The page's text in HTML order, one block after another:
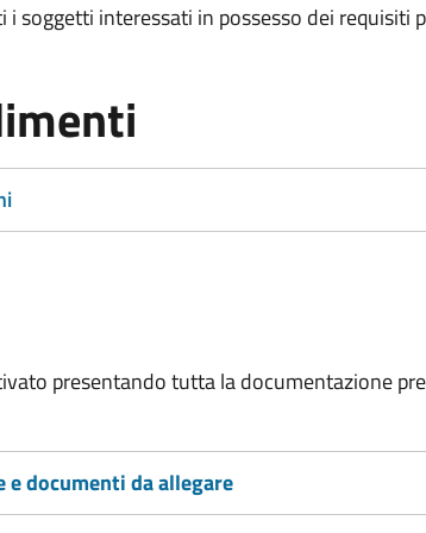
soggetti interessati in possesso dei requisiti
presentando tutta la documentazione
documenti da allegare